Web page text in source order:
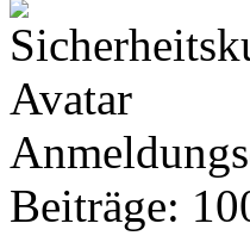
Beiträge: